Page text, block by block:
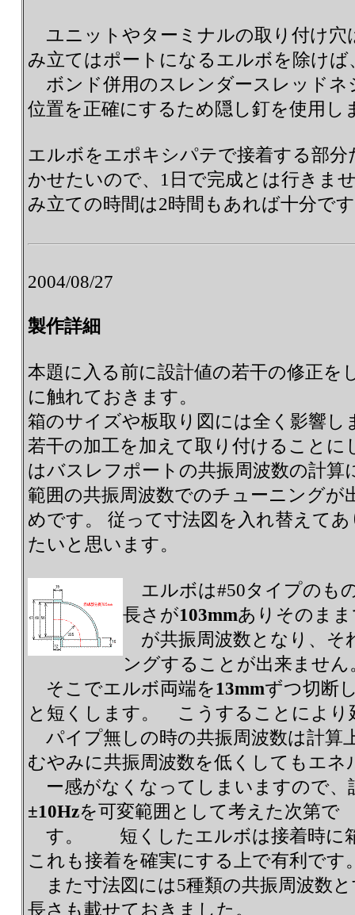
ユニットやターミナルの取り付け穴
み立てはポートになるエルボを除けば
ボンド併用のスレンダースレッド
位置を正確にするため隠し釘を使用し
エルボをエポキシパテで接着する部分
かせたいので、1日で完成とは行きま
み立ての時間は2時間もあれば十分で
2004/08/27
製作詳細
本題に入る前に設計値の若干の修正を
に触れておきます。
箱のサイズや板取り図には全く影響
若干の加工を加えて取り付けること
はバスレフポートの共振周波数の計算
範囲の共振周波数でのチューニングが
めです。 従って寸法図を入れ替えて
たいと思います。
エルボは#50タイプのも
長さが103mmありそのま
が共振周波数となり、そ
ングすることが出来ません
そこでエルボ両端を13mmずつ切断
と短くします。 こうすることにより
パイプ無しの時の共振周波数は計算
むやみに共振周波数を低くしてもエネ
ー感がなくなってしまいますので、
±10Hzを可変範囲として考えた次第で
す。 短くしたエルボは接着時に
これも接着を確実にする上で有利です
また寸法図には5種類の共振周波数
長さも載せておきました。